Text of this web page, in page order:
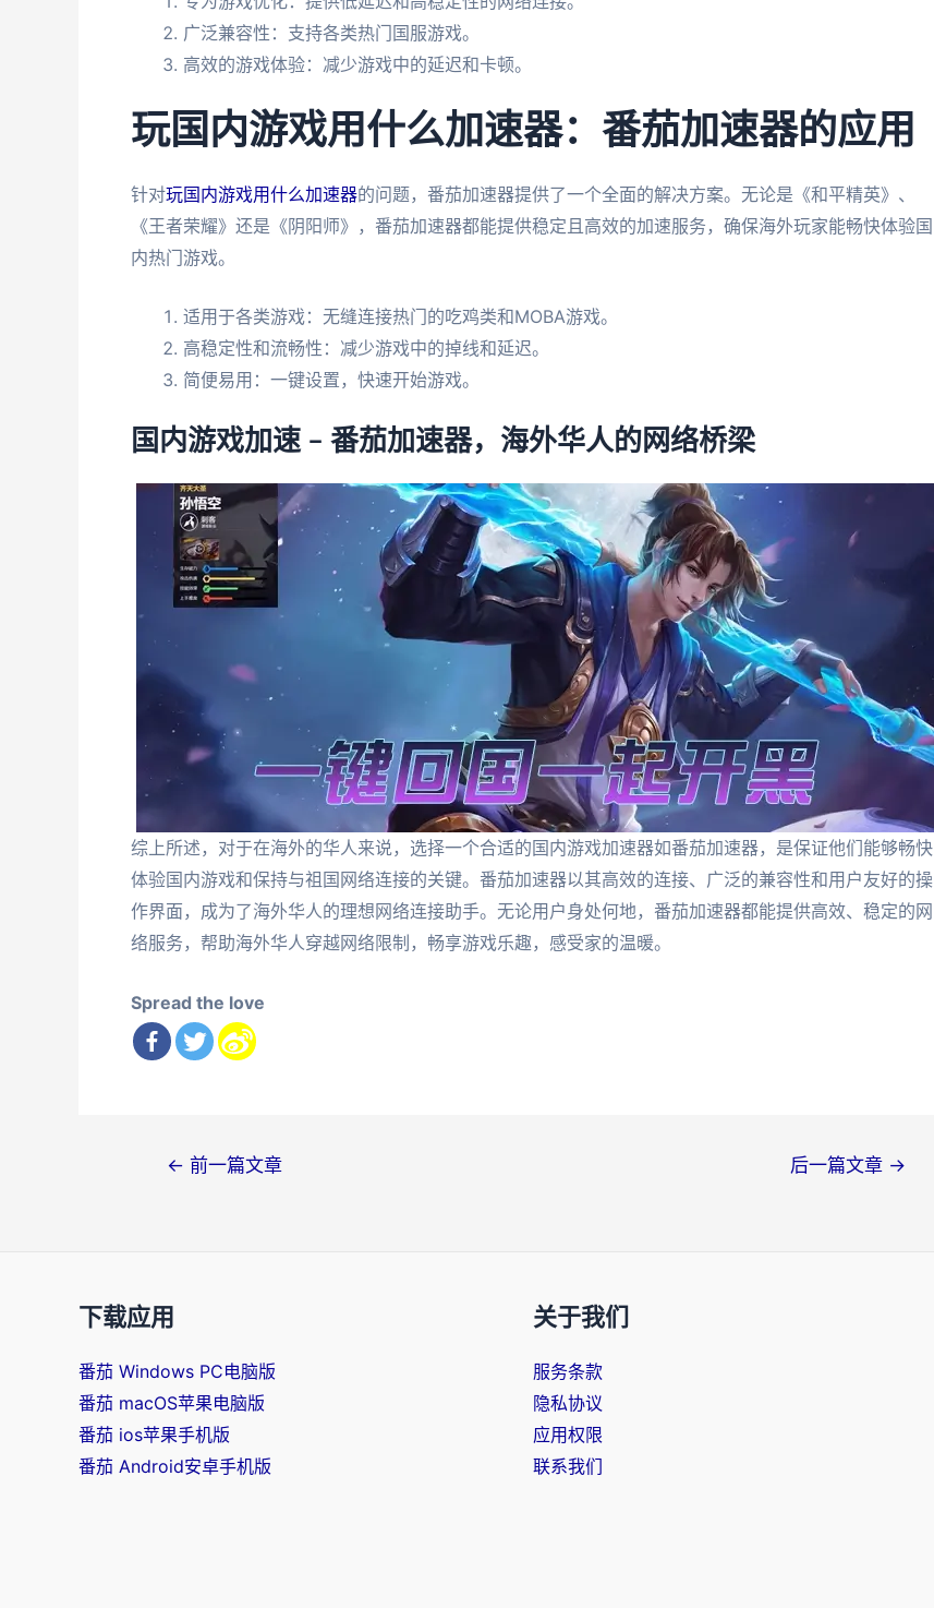
广泛兼容性：支持各类热门国服游戏。
高效的游戏体验：减少游戏中的延迟和卡顿。
玩国内游戏用什么加速器：番茄加速器的应用
针对玩国内游戏用什么加速器的问题，番茄加速器提供了一个全面的解决方案。无论是《和平精英》、
《王者荣耀》还是《阴阳师》，番茄加速器都能提供稳定且高效的加速服务，确保海外玩家能畅快体验国
内热门游戏。
适用于各类游戏：无缝连接热门的吃鸡类和MOBA游戏。
高稳定性和流畅性：减少游戏中的掉线和延迟。
简便易用：一键设置，快速开始游戏。
国内游戏加速 – 番茄加速器，海外华人的网络桥梁
综上所述，对于在海外的华人来说，选择一个合适的国内游戏加速器如番茄加速器，是保证他们能够畅快
体验国内游戏和保持与祖国网络连接的关键。番茄加速器以其高效的连接、广泛的兼容性和用户友好的操
作界面，成为了海外华人的理想网络连接助手。无论用户身处何地，番茄加速器都能提供高效、稳定的网
络服务，帮助海外华人穿越网络限制，畅享游戏乐趣，感受家的温暖。
Spread the love
← 前一篇文章 后一篇文章 →
下载应用
番茄 Windows PC电脑版
番茄 macOS苹果电脑版
番茄 ios苹果手机版
番茄 Android安卓手机版
关于我们
服务条款
隐私协议
应用权限
联系我们